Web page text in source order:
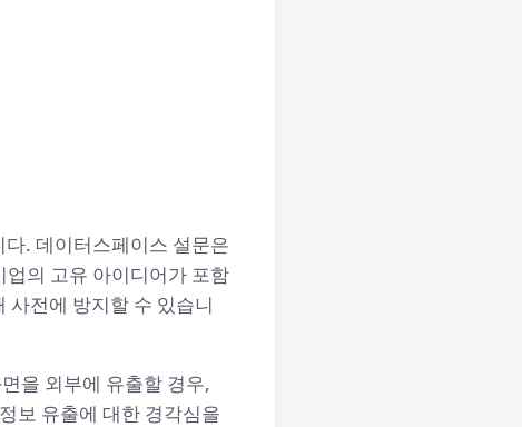
. 데이터스페이스 설문은
의 고유 아이디어가 포함
사전에 방지할 수 있습니
을 외부에 유출할 경우,
보 유출에 대한 경각심을